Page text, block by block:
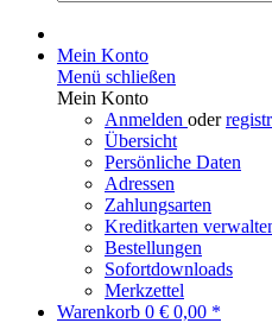
Mein Konto
Menü schließen
Mein Konto
Anmelden oder
Übersicht
Persönliche Daten
Adressen
Zahlungsarten
Kreditkarten
Bestellungen
Sofortdownloads
Merkzettel
Warenkorb 0 € 0,00 *